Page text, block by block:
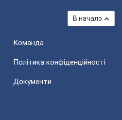
В начало
Команда
Політика конфіденційності
Документи